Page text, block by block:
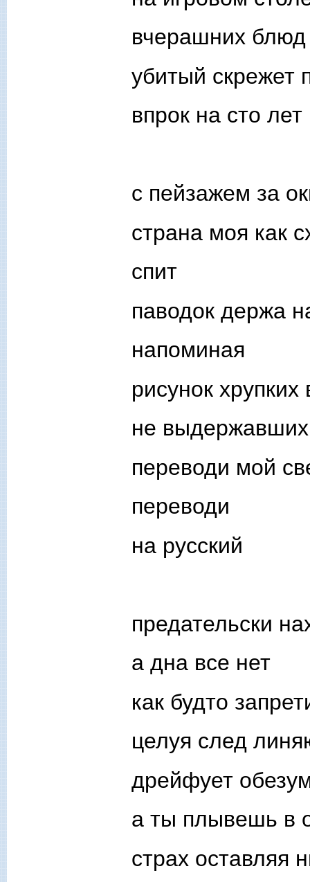
вчерашних
убитый скрежет
впрок на сто лет
с пейзажем за
страна моя как
спит
паводок держа
напоминая
рисунок
не выдержавших
переводи мой
переводи
на русский
предательски
а дна все нет
как будто
целуя след
дрейфует
а ты плывешь в
страх оставляя